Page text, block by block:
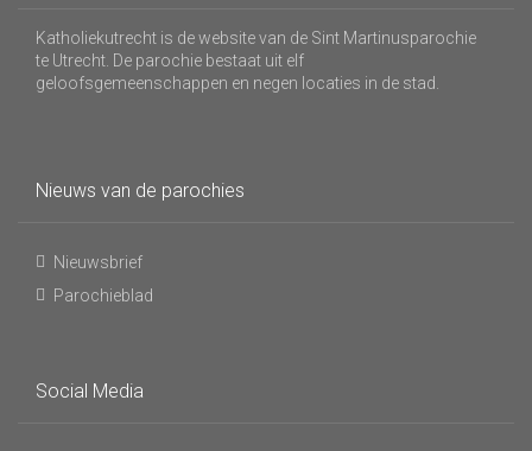
Katholiekutrecht is de website van de Sint Martinusparochie
te Utrecht. De parochie bestaat uit elf
geloofsgemeenschappen en negen locaties in de stad.
Nieuws van de parochies
Nieuwsbrief
Parochieblad
Social Media